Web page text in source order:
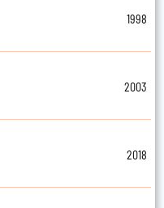
1998
2003
2018